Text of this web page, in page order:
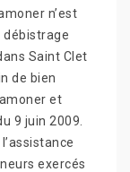
n’est
débistrage
Saint Clet
de bien
et
9 juin 2009.
exercés